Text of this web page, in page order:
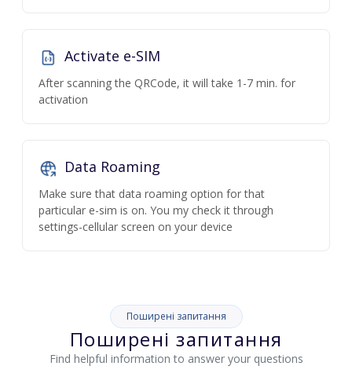
Activate e-SIM
After scanning the QRCode, it will take 1-7 min. for
activation
Data Roaming
Make sure that data roaming option for that
particular e-sim is on. You my check it through
settings-cellular screen on your device
Поширені запитання
Поширені запитання
Find helpful information to answer your questions